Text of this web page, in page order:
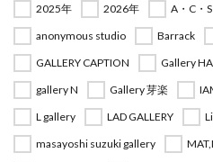
2025年
2026年 A・C・S
anonymous studio
Barrack
GALLERY CAPTION
Gallery
gallery N
Gallery 芽楽
L gallery
LAD GALLERY
masayoshi suzuki gallery